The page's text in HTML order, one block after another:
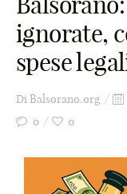
ignorate,
spese
DiBalsorano.org
0
0